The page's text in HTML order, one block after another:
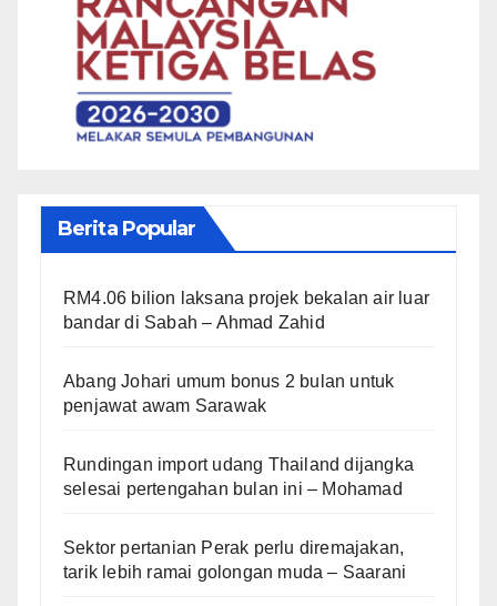
Berita Popular
RM4.06 bilion laksana projek bekalan air luar
bandar di Sabah – Ahmad Zahid
Abang Johari umum bonus 2 bulan untuk
penjawat awam Sarawak
Rundingan import udang Thailand dijangka
selesai pertengahan bulan ini – Mohamad
Sektor pertanian Perak perlu diremajakan,
tarik lebih ramai golongan muda – Saarani